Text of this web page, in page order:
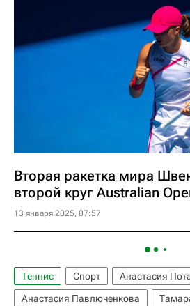
Вторая ракетка мира
второй круг Australian
13 января 2025, 07:57
Теннис Спорт
Анастасия
Анастасия Павлюченкова